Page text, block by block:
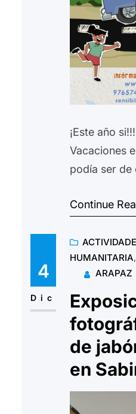
¡Este año
Vacaciones
podía ser de
verano, (en
marcha en
acogida
saharauis
Hacemos un
aquellas
participar
Continue
4
Dic
HUMANITARIA,
ARAPAZ
de
en